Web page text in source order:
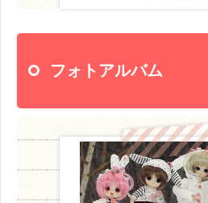
フォトアルバム